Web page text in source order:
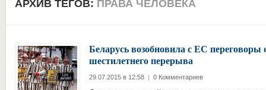
АРХИВ ТЕГОВ: ПРАВА ЧЕЛОВЕКА
Беларусь возобновила с ЕС переговоры
шестилетнего перерыва
29.07.2015 в 12:58 | 0 Комментариев